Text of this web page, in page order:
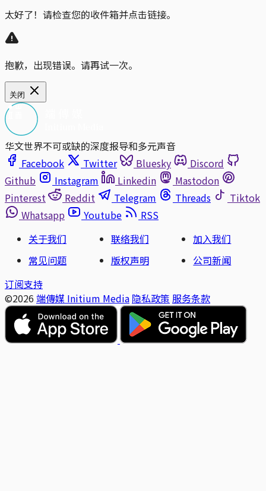
太好了！请检查您的收件箱并点击链接。
抱歉，出现错误。请再试一次。
关闭
华文世界不可或缺的深度报导和多元声音
Facebook
Twitter Bluesky
Discord
Github
Instagram Linkedin
Mastodon
Pinterest
Reddit Telegram Threads
Tiktok
Whatsapp
Youtube
RSS
关于我们
联络我们
加入我们
常见问题
版权声明
公司新闻
订阅支持
©2026 端傳媒 Initium Media 隐私政策 服务条款